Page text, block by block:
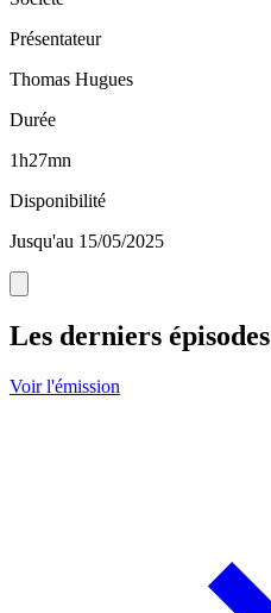
Présentateur
Thomas Hugues
Durée
1h27mn
Disponibilité
Jusqu'au 15/05/2025
Les derniers épisodes
Voir l'émission